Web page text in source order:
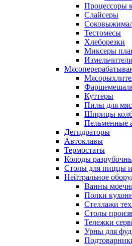
Процессоры
Слайсеры
Тестомесы
Хлеборезки
Миксеры
Измельчители
Куттеры
Пилы для
Шприцы
Пельменные
Дегидраторы
Автоклавы
Термостаты
Колоды
Столы для пиццы и
Нейтральное
Ванны
Полки
Стеллажи
Столы
Тележки
Урны для